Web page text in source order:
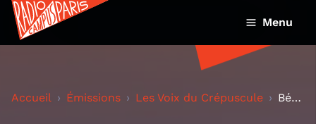
Menu
Accueil Émissions Les Voix du Crépuscule Bédouins et agriculture en Palestine